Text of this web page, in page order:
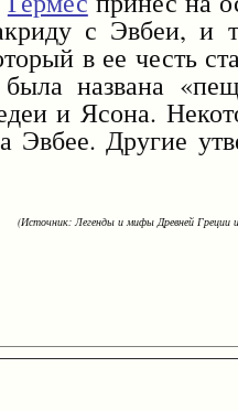
с Эвбеи, и
в ее честь
была названа
и Ясона.
Эвбее. Другие
(Источник: Легенды и мифы Древней